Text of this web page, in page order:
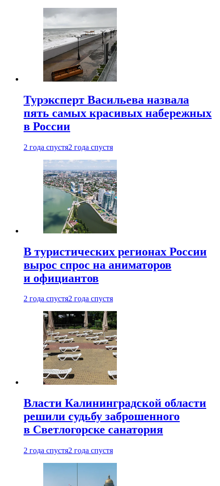
Турэксперт Васильева назвала
пять самых красивых набережных
в России
2 года спустя2 года спустя
В туристических регионах России
вырос спрос на аниматоров
и официантов
2 года спустя2 года спустя
Власти Калининградской области
решили судьбу заброшенного
в Светлогорске санатория
2 года спустя2 года спустя